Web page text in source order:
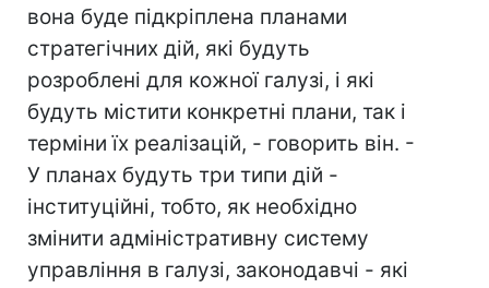
вона буде підкріплена планами
стратегічних дій, які будуть
розроблені для кожної галузі, і які
будуть містити конкретні плани, так і
терміни їх реалізацій, - говорить він. -
У планах будуть три типи дій -
інституційні, тобто, як необхідно
змінити адміністративну систему
управління в галузі, законодавчі - які